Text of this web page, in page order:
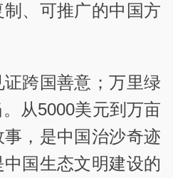
、可推广的中国方
跨国善意；万里绿
从5000美元到万亩
，是中国治沙奇迹
国生态文明建设的